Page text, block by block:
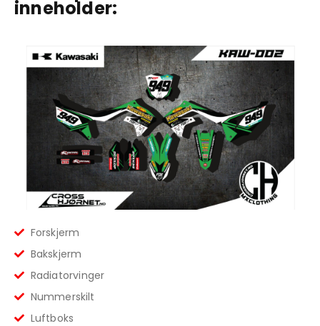
inneholder:
Forskjerm
Bakskjerm
Radiatorvinger
Nummerskilt
Luftboks